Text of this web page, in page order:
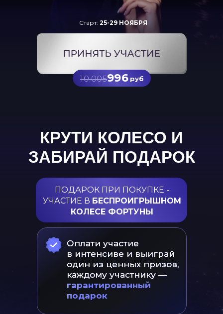
Старт: 25-29 НОЯБРЯ
10.005 руб
996
КРУТИ КОЛЕСО И
ЗАБИРАЙ ПОДАРОК
Оплати участие
в интенсиве и выиграй
один из ценных призов,
каждому участнику —
гарантированный
подарок
ПОДАРОК ПРИ ПОКУПКЕ -
УЧАСТИЕ В БЕСПРОИГРЫШНОМ
КОЛЕСЕ ФОРТУНЫ